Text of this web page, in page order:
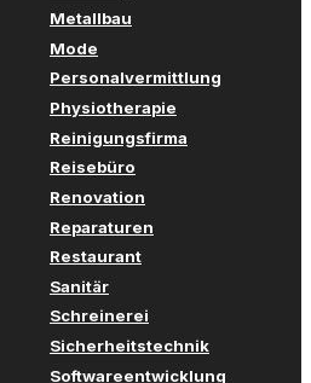
Metallbau
Mode
Personalvermittlung
Physiotherapie
Reinigungsfirma
Reisebüro
Renovation
Reparaturen
Restaurant
Sanitär
Schreinerei
Sicherheitstechnik
Softwareentwicklung